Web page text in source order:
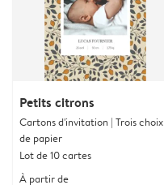
Petits citrons
Cartons d'invitation | Trois choix
de papier
Lot de 10 cartes
À partir de